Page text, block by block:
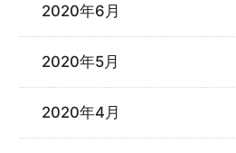
2020年6月
2020年5月
2020年4月